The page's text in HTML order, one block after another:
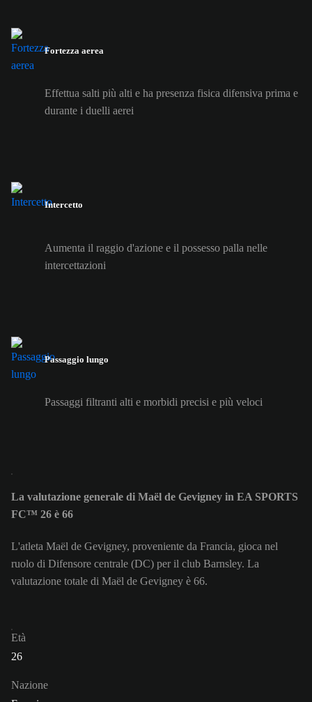
Fortezza aerea
Effettua salti più alti e ha presenza fisica difensiva prima e
durante i duelli aerei
Intercetto
Aumenta il raggio d'azione e il possesso palla nelle
intercettazioni
Passaggio lungo
Passaggi filtranti alti e morbidi precisi e più veloci
La valutazione generale di Maël de Gevigney in EA SPORTS
FC™ 26 è 66
L'atleta Maël de Gevigney, proveniente da Francia, gioca nel
ruolo di Difensore centrale (DC) per il club Barnsley. La
valutazione totale di Maël de Gevigney è 66.
Età
26
Nazione